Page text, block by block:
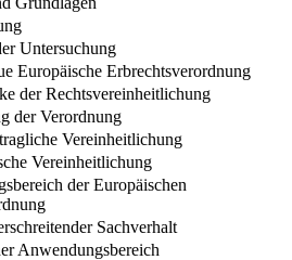
Untersuchung
Europäische Erbrechtsverordnung
der Rechtsvereinheitlichung
der Verordnung
Vereinheitlichung
Vereinheitlichung
der Europäischen
Sachverhalt
Anwendungsbereich